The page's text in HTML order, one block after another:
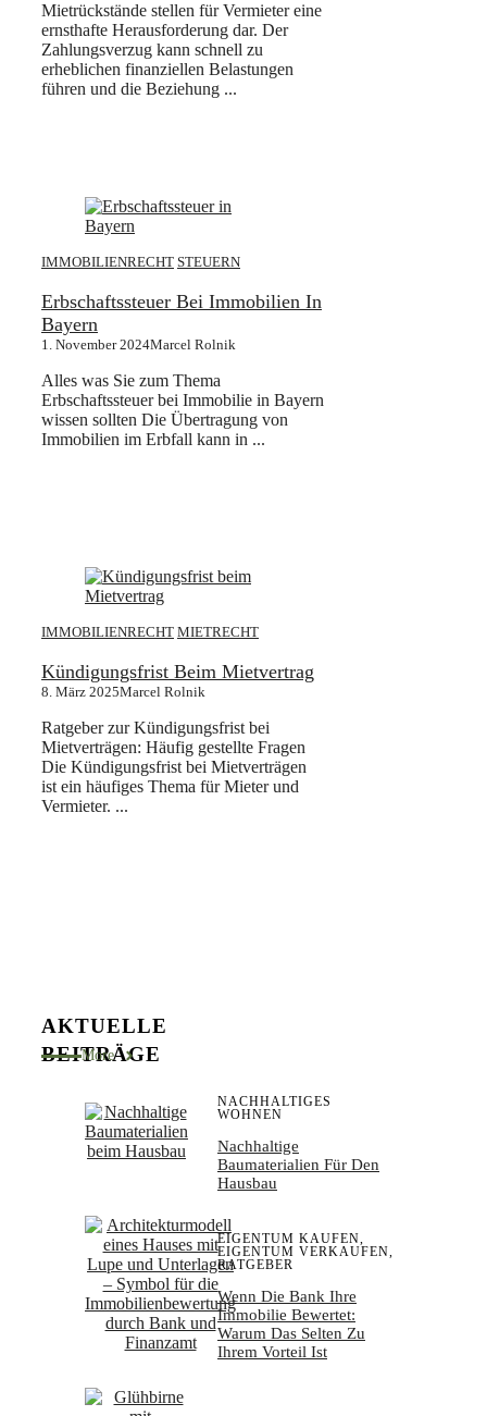
Mietrückstände stellen für Vermieter eine
ernsthafte Herausforderung dar. Der
Zahlungsverzug kann schnell zu
erheblichen finanziellen Belastungen
führen und die Beziehung ...
IMMOBILIENRECHT STEUERN
Erbschaftssteuer Bei Immobilien In
Bayern
1. November 2024Marcel Rolnik
Alles was Sie zum Thema
Erbschaftssteuer bei Immobilie in Bayern
wissen sollten Die Übertragung von
Immobilien im Erbfall kann in ...
IMMOBILIENRECHT MIETRECHT
Kündigungsfrist Beim Mietvertrag
8. März 2025Marcel Rolnik
Ratgeber zur Kündigungsfrist bei
Mietverträgen: Häufig gestellte Fragen
Die Kündigungsfrist bei Mietverträgen
ist ein häufiges Thema für Mieter und
Vermieter. ...
AKTUELLE
BEITRÄGE
More
NACHHALTIGES
WOHNEN
Nachhaltige
Baumaterialien Für Den
Hausbau
EIGENTUM KAUFEN,
EIGENTUM VERKAUFEN,
RATGEBER
Wenn Die Bank Ihre
Immobilie Bewertet:
Warum Das Selten Zu
Ihrem Vorteil Ist